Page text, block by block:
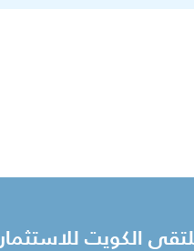
الكويت للاستثمار